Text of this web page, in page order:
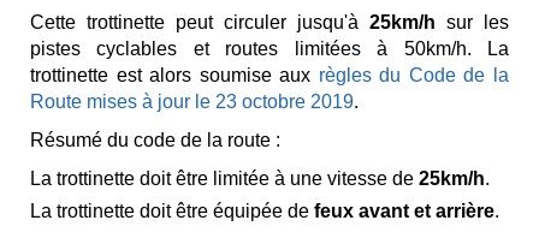
Cette trottinette peut circuler jusqu'à 25km/h sur les
pistes cyclables et routes limitées à 50km/h. La
trottinette est alors soumise aux règles du Code de la
Route mises à jour le 23 octobre 2019.
Résumé du code de la route :
La trottinette doit être limitée à une vitesse de 25km/h.
La trottinette doit être équipée de feux avant et arrière.